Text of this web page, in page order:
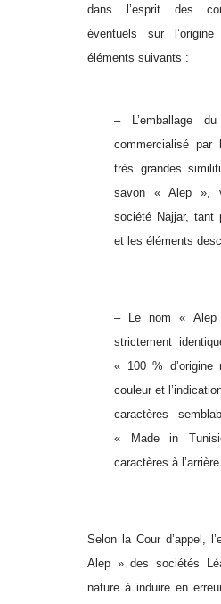
dans l’esprit des
éventuels sur
éléments suivants :
– L’emballage
commercialisé
très grandes
savon « Alep »,
société Najjar, tant
et les éléments
– Le nom « Alep
strictement
« 100 % d’origine
couleur et
caractères
« Made in
caractères à
Selon la Cour d’appel,
Alep » des sociétés
nature à induire en